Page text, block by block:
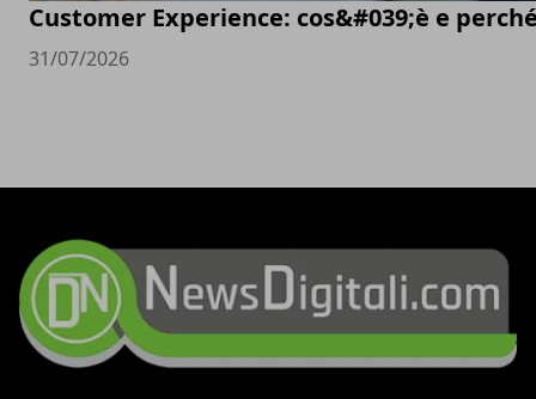
Customer Experience: cos&#039;è e
31/07/2026